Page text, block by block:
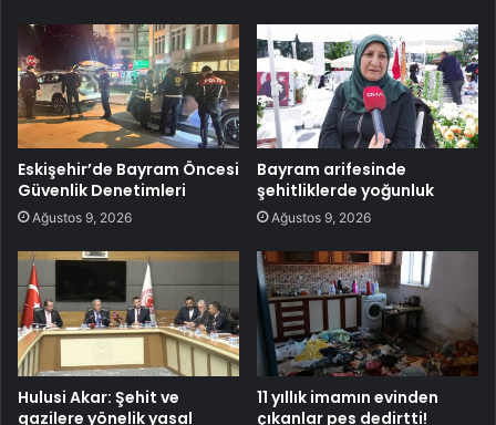
Eskişehir’de Bayram Öncesi
Güvenlik Denetimleri
Ağustos 9, 2026
Bayram arifesinde
şehitliklerde yoğunluk
Ağustos 9, 2026
Hulusi Akar: Şehit ve
gazilere yönelik yasal
11 yıllık imamın evinden
çıkanlar pes dedirtti!